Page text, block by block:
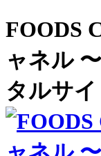
FOODS
ャネル
タルサ